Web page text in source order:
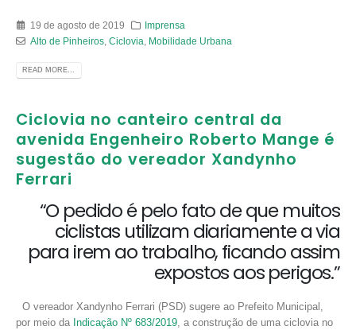
19 de agosto de 2019
Imprensa
Alto de Pinheiros, Ciclovia Mobilidade Urbana
READ MORE...
Ciclovia no canteiro central da
avenida Engenheiro Roberto Mange é
sugestão do vereador Xandynho
Ferrari
“O pedido é pelo fato de que muitos
ciclistas utilizam diariamente a via
para irem ao trabalho, ficando assim
expostos aos perigos.”
O vereador Xandynho Ferrari (PSD) sugere ao Prefeito Municipal,
por meio da Indicação Nº 683/2019, a construção de uma ciclovia no